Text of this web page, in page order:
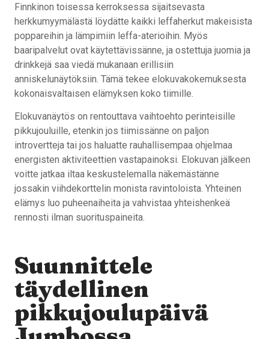
Finnkinon toisessa kerroksessa sijaitsevasta
herkkumyymälästä löydätte kaikki leffaherkut makeisista
poppareihin ja lämpimiin leffa-aterioihin. Myös
baaripalvelut ovat käytettävissänne, ja ostettuja juomia ja
drinkkejä saa viedä mukanaan erillisiin
anniskelunäytöksiin. Tämä tekee elokuvakokemuksesta
kokonaisvaltaisen elämyksen koko tiimille.
Elokuvanäytös on rentouttava vaihtoehto perinteisille
pikkujouluille, etenkin jos tiimissänne on paljon
introvertteja tai jos haluatte rauhallisempaa ohjelmaa
energisten aktiviteettien vastapainoksi. Elokuvan jälkeen
voitte jatkaa iltaa keskustelemalla näkemästänne
jossakin viihdekorttelin monista ravintoloista. Yhteinen
elämys luo puheenaiheita ja vahvistaa yhteishenkeä
rennosti ilman suorituspaineita.
Suunnittele
täydellinen
pikkujoulupäivä